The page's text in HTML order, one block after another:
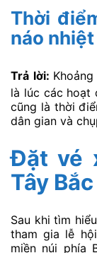
Thời
náo
Trả lời:
là lúc các hoạt
cũng là thời
dân gian và
Đặt vé
Tây
Sau khi tìm
tham gia lễ
miền núi phía